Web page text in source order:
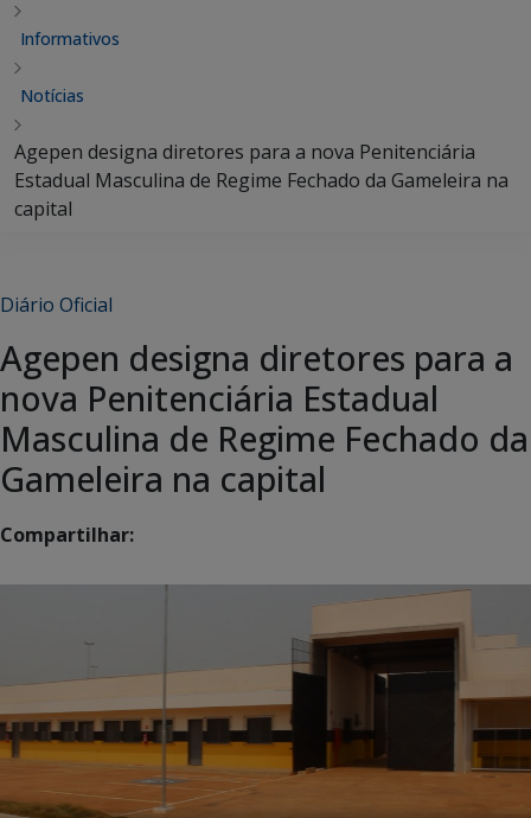
Informativos
Notícias
Agepen designa diretores para a nova Penitenciária
Estadual Masculina de Regime Fechado da Gameleira na
capital
Diário Oficial
Agepen designa diretores para a
nova Penitenciária Estadual
Masculina de Regime Fechado da
Gameleira na capital
Compartilhar: